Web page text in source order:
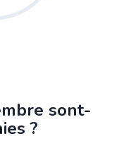
sont-
?